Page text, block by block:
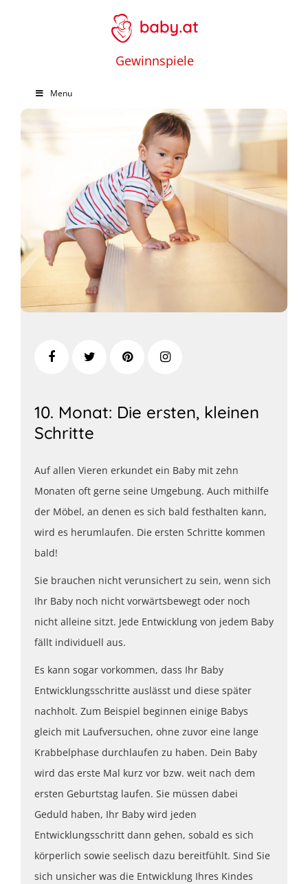
Gewinnspiele
Menu
10. Monat: Die ersten, kleinen
Schritte
Auf allen Vieren erkundet ein Baby mit zehn
Monaten oft gerne seine Umgebung. Auch mithilfe
der Möbel, an denen es sich bald festhalten kann,
wird es herumlaufen. Die ersten Schritte kommen
bald!
Sie brauchen nicht verunsichert zu sein, wenn sich
Ihr Baby noch nicht vorwärtsbewegt oder noch
nicht alleine sitzt. Jede Entwicklung von jedem Baby
fällt individuell aus.
Es kann sogar vorkommen, dass Ihr Baby
Entwicklungsschritte auslässt und diese später
nachholt. Zum Beispiel beginnen einige Babys
gleich mit Laufversuchen, ohne zuvor eine lange
Krabbelphase durchlaufen zu haben. Dein Baby
wird das erste Mal kurz vor bzw. weit nach dem
ersten Geburtstag laufen. Sie müssen dabei
Geduld haben, Ihr Baby wird jeden
Entwicklungsschritt dann gehen, sobald es sich
körperlich sowie seelisch dazu bereitfühlt. Sind Sie
sich unsicher was die Entwicklung Ihres Kindes